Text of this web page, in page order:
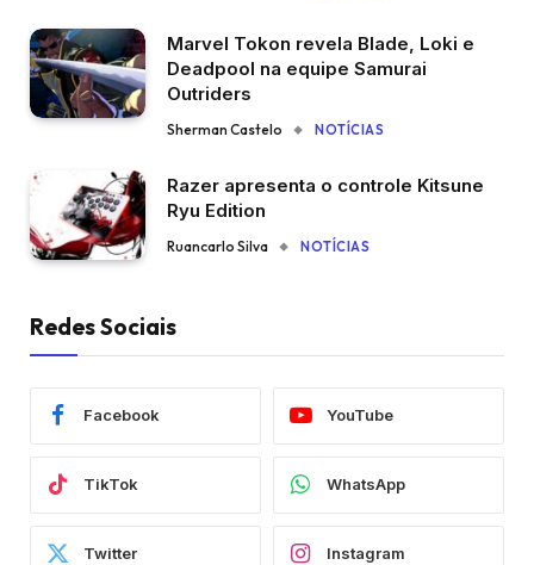
Marvel Tokon revela Blade, Loki e
Deadpool na equipe Samurai
Outriders
Sherman Castelo NOTÍCIAS
Razer apresenta o controle Kitsune
Ryu Edition
Ruancarlo Silva NOTÍCIAS
Redes Sociais
Facebook YouTube
TikTok WhatsApp
Twitter Instagram